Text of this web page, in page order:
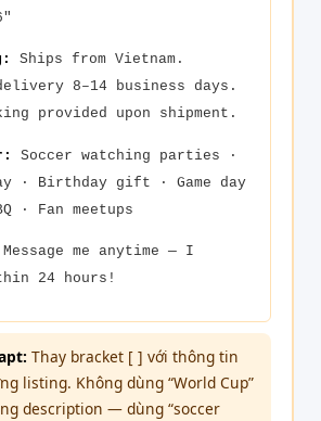
Ships from Vietnam.
8–14 business days.
provided upon shipment.
Soccer watching parties ·
· Birthday gift · Game day
· Fan meetups
me anytime — I
24 hours!
Thay bracket [ ] với thông tin
listing. Không dùng “World Cup”
description — dùng “soccer